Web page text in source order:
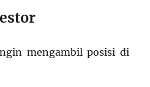
mengambil posisi di